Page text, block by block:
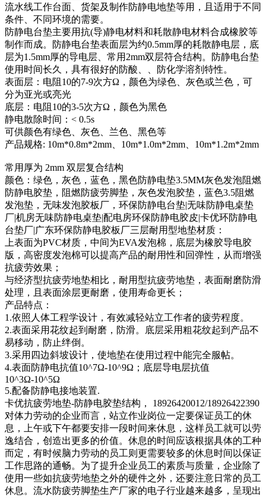
流水线工作台面、货架及制作防静电地垫等用，且适用于不同
条件、不同环境的需要。
防静电台垫主要用抗(导)静电材料和耗散静电材料合成橡胶等
制作而成。防静电台垫表面层为约0.5mm厚的耗散静电层，底
层为1.5mm厚的导电层、常用2mm双层符合结构。防静电台垫
使用时间长久，具有很好的防酸、、防化学溶剂特性。
表面层：电阻10的7-9次方Ω，颜色为绿色、灰色或兰色，可
分为亚光或亮光
底层：电阻10的3-5次方Ω，颜色为黑色
静电散除时间：< 0.5s
可供颜色有绿色、灰色、兰色、黑色等
产品规格: 10m*0.8m*2mm、10m*1.0m*2mm、10m*1.2m*2mm
常用厚为 2mm 双层复合结构
颜色：绿色，灰色，蓝色，黑色防静电垫3.5MM灰色发泡阻燃
防静电胶垫，阻燃防疲劳脚垫，灰色发泡胶垫，蓝色3.5阻燃
发泡垫，无味发泡胶板厂，环保防静电台垫|无味防静电桌垫
厂|机房无味防静电桌垫|配电房环保防静电胶皮|卡优环防静电
台垫厂|广东环保防静电胶板厂三层耐用型地垫材质：
上表面为PVC材质，中间为EVA发泡棉，底层为橡胶导电胶
版，高密度发泡棉可以提高产品的耐用性和回弹性，从而增强
抗疲劳效果；
与经济型抗疲劳地垫相比，耐用型抗疲劳地垫，表面耐磨防滑
处理，且表面涂层更耐磨，使用寿命更长；
产品特点：
1.依照人体工程学设计，有效减轻站立工作者的疲劳程度。
2.表面采用花纹起到耐磨，防滑。底层采用粗花纹起到产品不
易移动，防止绊倒。
3.采用四边斜坡设计，使地垫在使用过程中能完全服帖。
4.表面防静电抗值10^7Ω-10^9Ω；底层导电层抗值
10^3Ω-10^5Ω
5.配备防静电接地装置.
卡优抗疲劳地垫-防静电胶垫结构， 18926420012/18926422390
对体力劳动的企业而言，站立作业岗位一定要保证员工的休
息，上午或下午都要安排一段时间来休息，这样员工就可以劳
逸结合，创造出更多的价值。休息的时间应该根据具体的工种
而定，有时候脑力劳动的员工则更需要较多的休息时间以保证
工作思路的通畅。为了提升企业员工的素质与质量，企业除了
使用一些如抗疲劳地垫之外的硬件之外，还要注意日常的员工
休息。流水防疲劳脚垫生产厂家的电子行业越来越多，呈现出